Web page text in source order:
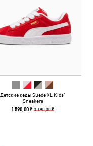
Детские кеды Suede XL Kids'
Sneakers
1 590,00 ₴3 190,00 ₴